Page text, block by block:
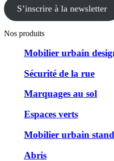
S’inscrire à la newsletter
Nos produits
Mobilier urbain
Sécurité de la rue
Marquages au sol
Espaces verts
Mobilier urbain
Abris